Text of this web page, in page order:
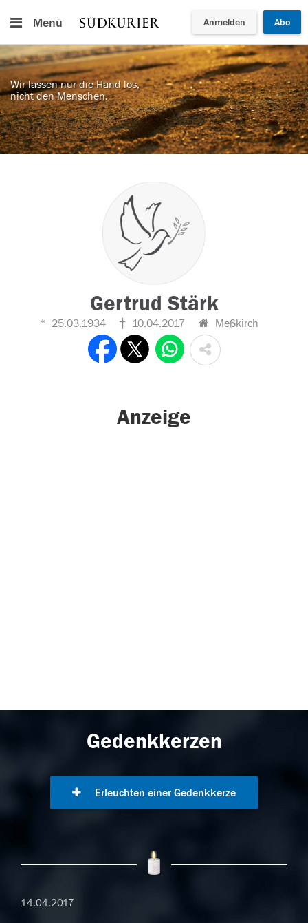
Menü Anmelden Abo
Wir lassen nur die Hand los,
nicht den Menschen.
Gertrud Stärk
25.03.1934 10.04.2017 Meßkirch
Anzeige
Gedenkkerzen
Erleuchten einer Gedenkkerze
14.04.2017